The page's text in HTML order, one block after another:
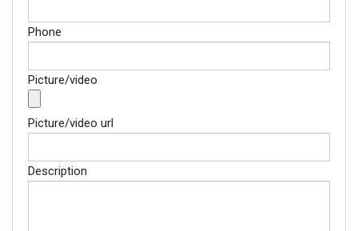
Phone
Picture/video
Picture/video url
Description